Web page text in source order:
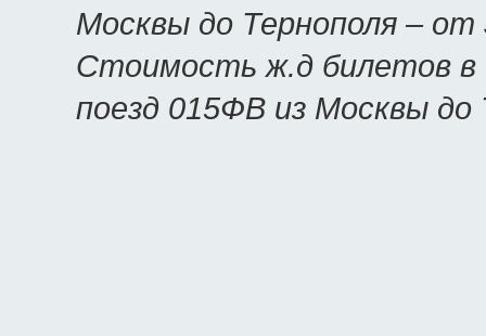
Москвы до Тернополя – от
Стоимость ж.д билетов в
поезд 015ФВ из Москвы